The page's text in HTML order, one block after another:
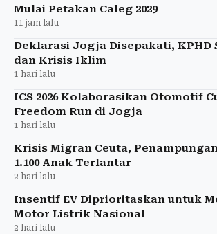
Mulai Petakan Caleg 2029
11 jam lalu
Deklarasi Jogja Disepakati, KPHD
dan Krisis Iklim
1 hari lalu
ICS 2026 Kolaborasikan Otomotif
Freedom Run di Jogja
1 hari lalu
Krisis Migran Ceuta,
1.100 Anak Terlantar
2 hari lalu
Insentif EV Diprioritaskan untuk
Motor Listrik Nasional
2 hari lalu